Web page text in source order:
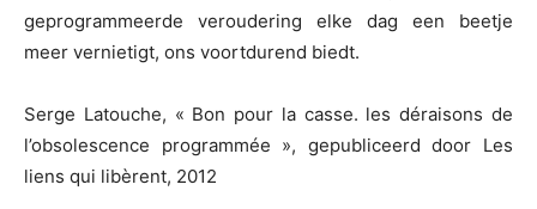
geprogrammeerde veroudering elke dag een beetje
meer vernietigt, ons voortdurend biedt.
Serge Latouche, « Bon pour la casse. les déraisons de
l’obsolescence programmée », gepubliceerd door Les
liens qui libèrent, 2012